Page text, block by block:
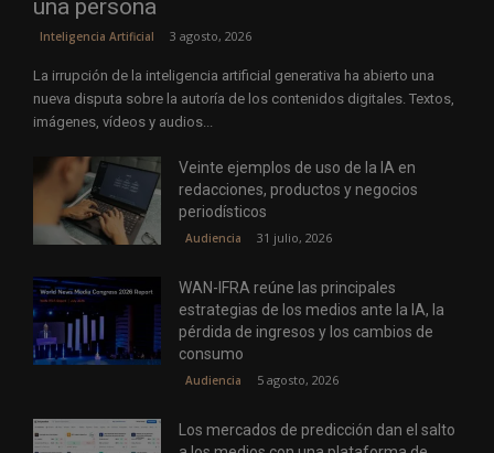
una persona
Inteligencia Artificial 3 agosto, 2026
La irrupción de la inteligencia artificial generativa ha abierto una
nueva disputa sobre la autoría de los contenidos digitales. Textos,
imágenes, vídeos y audios...
Veinte ejemplos de uso de la IA en
redacciones, productos y negocios
periodísticos
Audiencia 31 julio, 2026
WAN-IFRA reúne las principales
estrategias de los medios ante la IA, la
pérdida de ingresos y los cambios de
consumo
Audiencia 5 agosto, 2026
Los mercados de predicción dan el salto